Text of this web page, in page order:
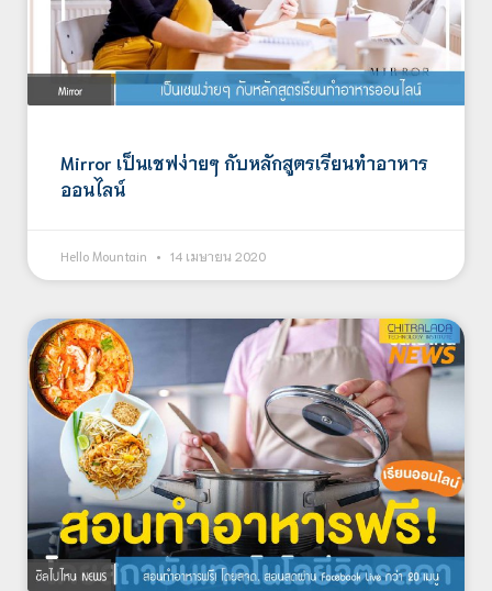
Mirror เป็นเชฟง่ายๆ กับหลักสูตรเรียนทำอาหาร
ออนไลน์
Hello Mountain 14 เมษายน 2020